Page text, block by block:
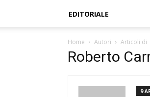
EDITORIALE
Home Autori Articoli di
Roberto
9